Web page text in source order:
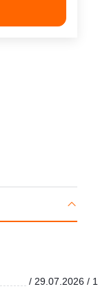
/ 29.07.2026 /